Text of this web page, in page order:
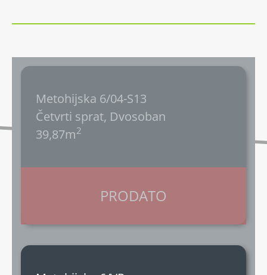
Metohijska 6/04-S13
Četvrti sprat, Dvosoban
39,87m2
PRODATO